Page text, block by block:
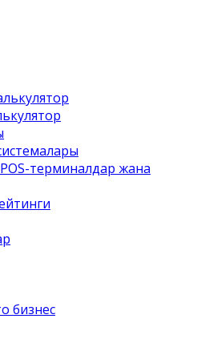
терминалдар жана
бизнес